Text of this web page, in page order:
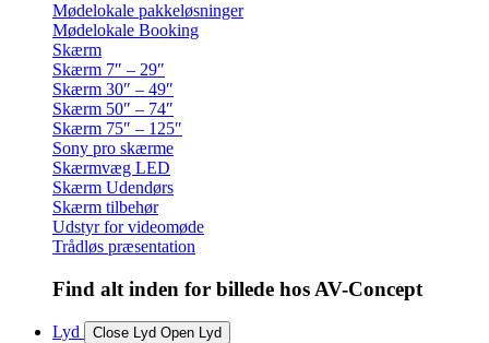
Mødelokale pakkeløsninger
Mødelokale Booking
Skærm
Skærm 7″ – 29″
Skærm 30″ – 49″
Skærm 50″ – 74″
Skærm 75″ – 125″
Sony pro skærme
Skærmvæg LED
Skærm Udendørs
Skærm tilbehør
Udstyr for videomøde
Trådløs præsentation
Find alt inden for billede hos AV-Concept
Lyd Close Lyd Open Lyd